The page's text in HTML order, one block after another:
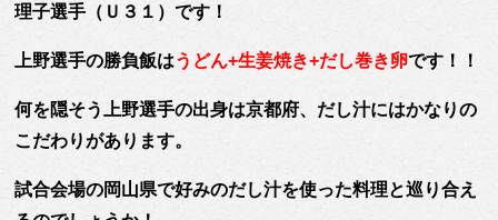
理子選手（Ｕ３１）です！
上野選手の勝負飯はうどん+生姜焼き+だし巻き卵です！！
何を隠そう上野選手の出身は京都府、だし汁にはかなりの
こだわりがあります。
試合会場の岡山県で好みのだし汁を使った料理と巡り合え